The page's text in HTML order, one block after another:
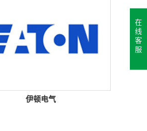
伊顿电气
在
线
客
服